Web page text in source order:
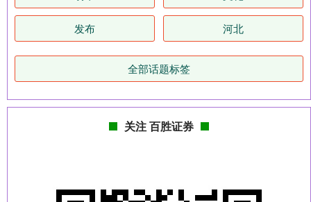
发布 河北
全部话题标签
关注 百胜证券